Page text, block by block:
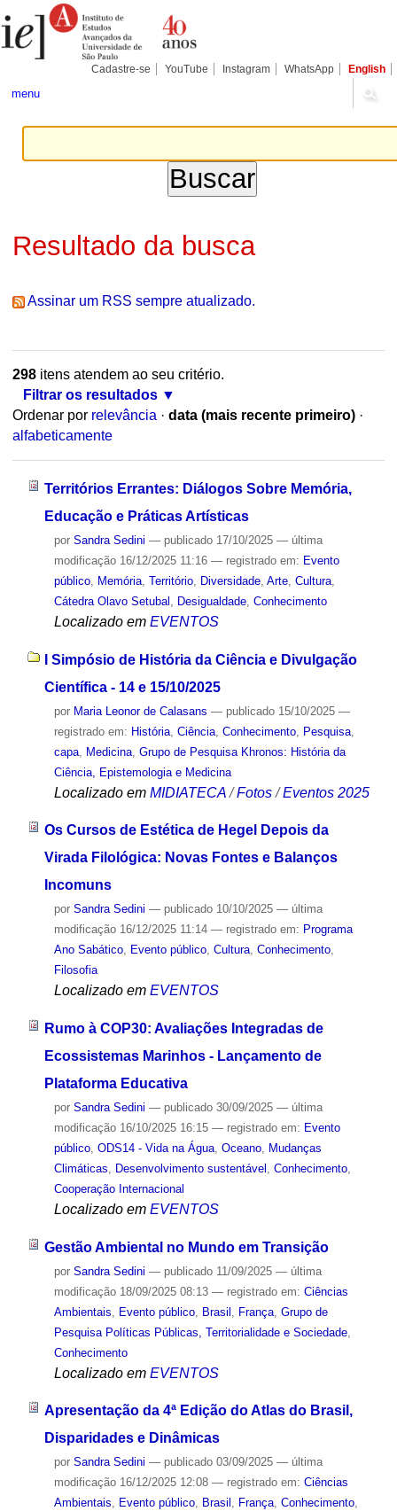
para
conteúdo.
Pessoais
Cadastre-se YouTube Instagram WhatsApp English
menu
Resultado da busca
Assinar um RSS sempre atualizado.
298itens atendem ao seu critério.
Filtrar os resultados
Ordenar por relevância · data (mais recente primeiro) ·
alfabeticamente
Territórios Errantes: Diálogos Sobre Memória,
Educação e Práticas Artísticas
por Sandra Sedini — publicado17/10/2025 — última
modificação16/12/2025 11:16 — registrado em: Evento
público, Memória, Território, Diversidade, Arte, Cultura,
Cátedra Olavo Setubal
Desigualdade, Conhecimento
Localizado em EVENTOS
I Simpósio de História da Ciência e Divulgação
Científica - 14 e 15/10/2025
por Maria Leonor de Calasans — publicado15/10/2025 —
registrado em: História, Ciência, Conhecimento, Pesquisa,
capa, Medicina, Grupo de Pesquisa Khronos: História da
Ciência, Epistemologia e Medicina
Localizado em MIDIATECA /Fotos /Eventos 2025
Os Cursos de Estética de Hegel Depois da
Virada Filológica: Novas Fontes e Balanços
Incomuns
por Sandra Sedini — publicado10/10/2025 — última
modificação16/12/2025 11:14 — registrado em: Programa
Ano Sabático, Evento público, Cultura, Conhecimento,
Filosofia
Localizado em EVENTOS
Rumo à COP30: Avaliações Integradas de
Ecossistemas Marinhos - Lançamento de
Plataforma Educativa
por Sandra Sedini — publicado30/09/2025 — última
modificação16/10/2025 16:15 — registrado em: Evento
público, ODS14 - Vida na Água, Oceano, Mudanças
Climáticas, Desenvolvimento sustentável , Conhecimento,
Cooperação Internacional
Localizado em EVENTOS
Gestão Ambiental no Mundo em Transição
por Sandra Sedini — publicado11/09/2025 — última
modificação18/09/2025 08:13 — registrado em: Ciências
Ambientais
Evento público, Brasil França, Grupo de
Pesquisa Políticas Públicas, Territorialidade e Sociedade,
Conhecimento
Localizado em EVENTOS
Apresentação da 4ª Edição do Atlas do Brasil,
Disparidades e Dinâmicas
por Sandra Sedini — publicado03/09/2025 — última
modificação16/12/2025 12:08 — registrado em: Ciências
Ambientais, Evento público, Brasil , França, Conhecimento,